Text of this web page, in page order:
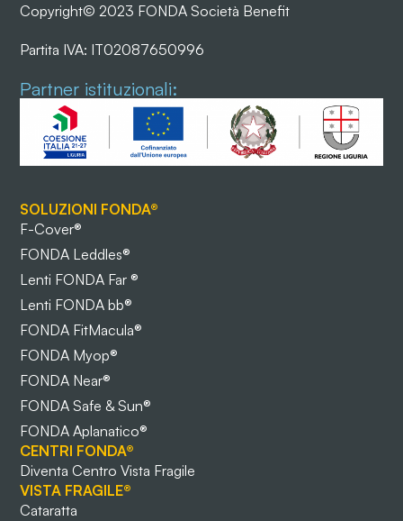
Copyright© 2023 FONDA Società Benefit
Partita IVA: IT02087650996
Partner istituzionali:
SOLUZIONI FONDA®
F-Cover®
FONDA Leddles®
Lenti FONDA Far ®
Lenti FONDA bb®
FONDA FitMacula®
FONDA Myop®
FONDA Near®
FONDA Safe & Sun®
FONDA Aplanatico®
CENTRI FONDA®
Diventa Centro Vista Fragile
VISTA FRAGILE®
Cataratta